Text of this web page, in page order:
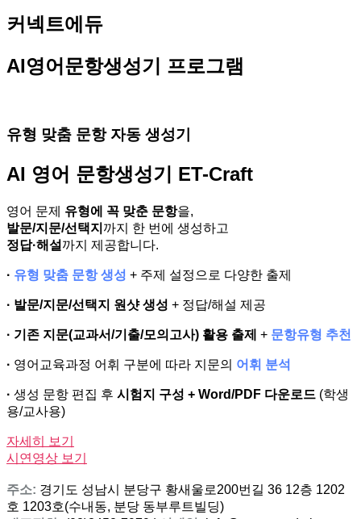
커넥트에듀
AI영어문항생성기 프로그램
유형 맞춤 문항 자동 생성기
AI 영어 문항생성기 ET-Craft
영어 문제 유형에 꼭 맞춘 문항을,
발문/지문/선택지 까지 한 번에 생성하고
정답·해설 까지 제공합니다.
· 유형 맞춤 문항 생성 + 주제 설정으로 다양한 출제
· 발문/지문/선택지 원샷 생성 + 정답/해설 제공
· 기존 지문(교과서/기출/모의고사) 활용 출제 + 문항유형 추천
· 영어교육과정 어휘 구분에 따라 지문의 어휘 분석
· 생성 문항 편집 후 시험지 구성 + Word/PDF 다운로드 (학생
용/교사용)
자세히 보기
시연영상 보기
주소: 경기도 성남시 분당구 황새울로200번길 36 12층 1202
호 1203호(수내동, 분당 동부루트빌딩)